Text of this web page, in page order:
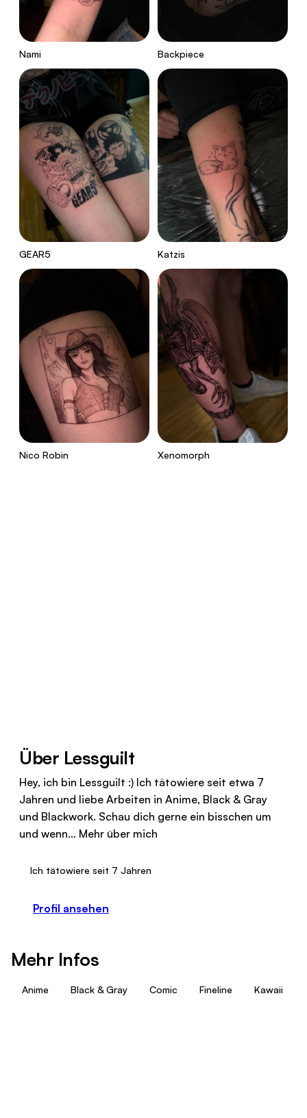
Nami Backpiece
GEAR5 Katzis
Nico Robin Xenomorph
Über Lessguilt
Hey, ich bin Lessguilt :) Ich tätowiere seit etwa 7
Jahren und liebe Arbeiten in Anime, Black & Gray
und Blackwork. Schau dich gerne ein bisschen um
und wenn… Mehr über mich
Ich tätowiere seit 7 Jahren
Profil ansehen
Mehr Infos
Anime Black & Gray Comic Fineline Kawaii